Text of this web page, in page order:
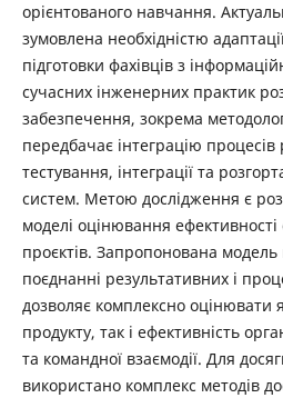
орієнтованого навчання.
зумовлена необхідністю
підготовки фахівців з
сучасних інженерних практик
забезпечення, зокрема
передбачає інтеграцію
тестування, інтеграції та
систем. Метою дослідження є
моделі оцінювання ефективності
проєктів. Запропонована модель
поєднанні результативних і
дозволяє комплексно оцінювати
продукту, так і ефективність
та командної взаємодії. Для
використано комплекс методів